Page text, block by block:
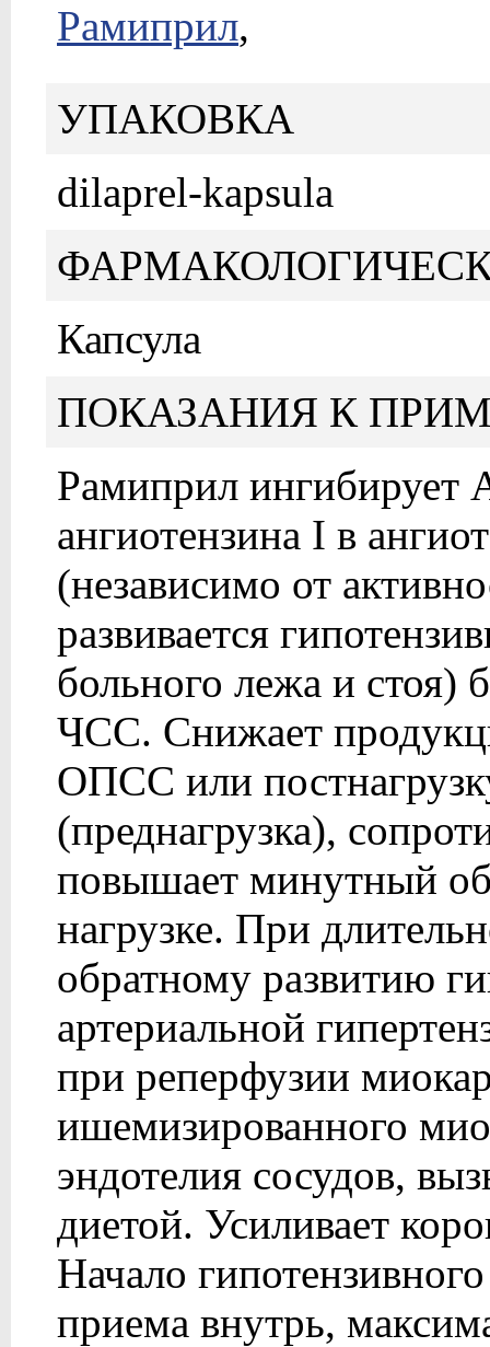
Рамиприл,
УПАКОВКА
dilaprel-kapsula
Капсула
ПОКАЗАНИЯ К
Рамиприл ингибирует
ангиотензина I в
(независимо от
развивается
больного лежа и стоя)
ЧСС. Снижает
ОПСС или
(преднагрузка),
повышает минутный
нагрузке. При
обратному развитию
артериальной
при реперфузии
ишемизированного
эндотелия сосудов,
диетой. Усиливает
Начало
приема внутрь,